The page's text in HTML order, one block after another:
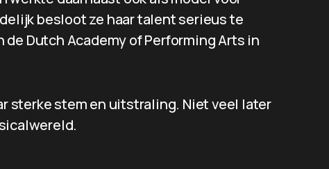
besloot ze haar talent serieus te
Dutch Academy of Performing Arts in
sterke stem en uitstraling. Niet veel later